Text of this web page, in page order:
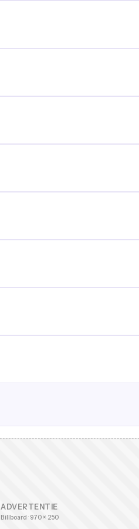
ADVERTENTIE
Billboard · 970 × 250